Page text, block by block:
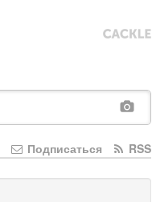
RSS
Подписаться